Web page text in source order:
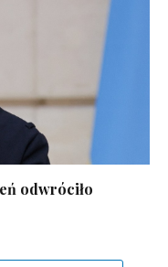
odwróciło